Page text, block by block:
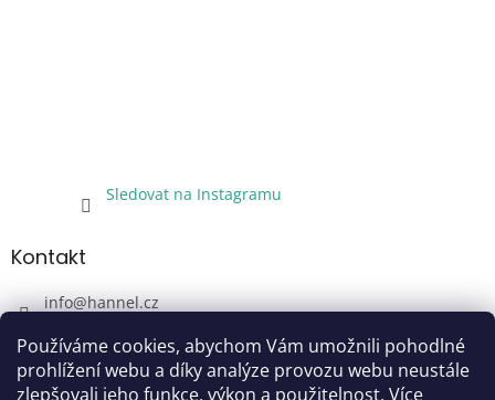
Používáme cookies, abychom Vám umožnili pohodlné
prohlížení webu a díky analýze provozu webu neustále
zlepšovali jeho funkce, výkon a použitelnost. Více
Sledovat na Instagramu
Kontakt
info@hannel.cz
+420733345621
Sledujte nás!